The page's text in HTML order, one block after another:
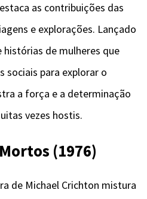
as contribuições das
e explorações. Lançado
histórias de mulheres que
sociais para explorar o
a força e a determinação
vezes hostis.
(1976)
de Michael Crichton mistura